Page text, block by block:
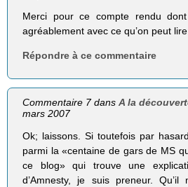
Merci pour ce compte rendu
agréablement avec ce qu’on peut lire
Répondre à ce commentaire
Commentaire 7 dansA la
mars 2007
Ok; laissons. Si toutefois par
parmi la «centaine de gars de MS
ce blog» qui trouve une
d’Amnesty, je suis preneur. Qu’il